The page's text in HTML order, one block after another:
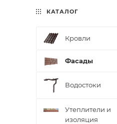
КАТАЛОГ
Кровли
Фасады
Водостоки
Утеплители и
изоляция